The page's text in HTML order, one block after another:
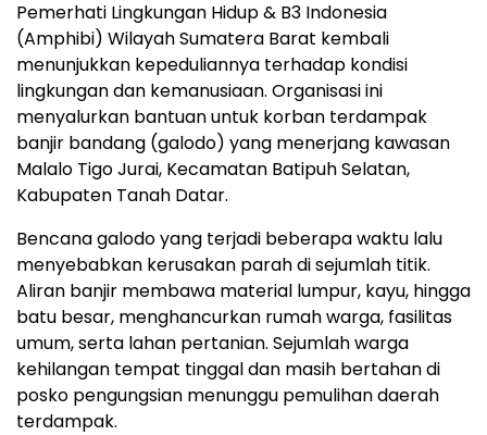
Pemerhati Lingkungan Hidup & B3 Indonesia
(Amphibi) Wilayah Sumatera Barat kembali
menunjukkan kepeduliannya terhadap kondisi
lingkungan dan kemanusiaan. Organisasi ini
menyalurkan bantuan untuk korban terdampak
banjir bandang (galodo) yang menerjang kawasan
Malalo Tigo Jurai, Kecamatan Batipuh Selatan,
Kabupaten Tanah Datar.
Bencana galodo yang terjadi beberapa waktu lalu
menyebabkan kerusakan parah di sejumlah titik.
Aliran banjir membawa material lumpur, kayu, hingga
batu besar, menghancurkan rumah warga, fasilitas
umum, serta lahan pertanian. Sejumlah warga
kehilangan tempat tinggal dan masih bertahan di
posko pengungsian menunggu pemulihan daerah
terdampak.